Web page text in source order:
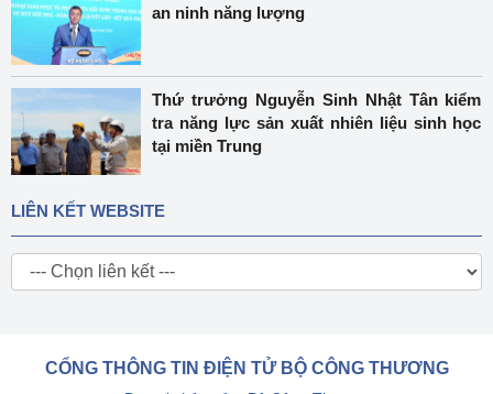
an ninh năng lượng
Thứ trưởng Nguyễn Sinh Nhật Tân kiểm
tra năng lực sản xuất nhiên liệu sinh học
tại miền Trung
LIÊN KẾT WEBSITE
CỔNG THÔNG TIN ĐIỆN TỬ BỘ CÔNG THƯƠNG